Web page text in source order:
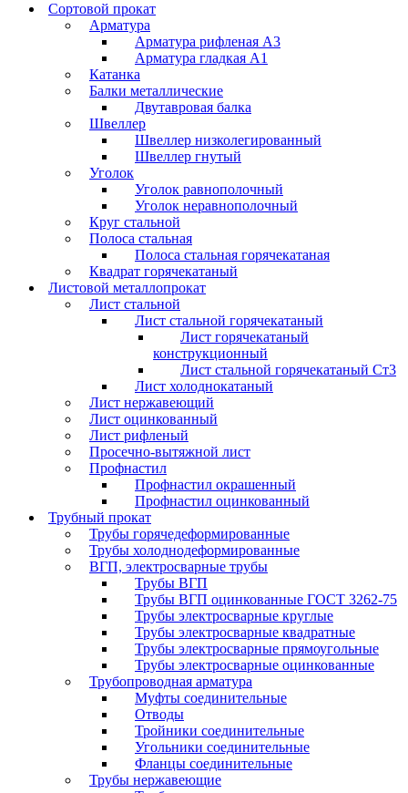
Сортовой прокат
Арматура
Арматура рифленая А3
Арматура гладкая А1
Катанка
Балки металлические
Двутавровая балка
Швеллер
Швеллер низколегированный
Швеллер гнутый
Уголок
Уголок равнополочный
Уголок неравнополочный
Круг стальной
Полоса стальная
Полоса стальная горячекатаная
Квадрат горячекатаный
Листовой металлопрокат
Лист стальной
Лист стальной горячекатаный
Лист горячекатаный
конструкционный
Лист стальной горячекатаный Ст3
Лист холоднокатаный
Лист нержавеющий
Лист оцинкованный
Лист рифленый
Просечно-вытяжной лист
Профнастил
Профнастил окрашенный
Профнастил оцинкованный
Трубный прокат
Трубы горячедеформированные
Трубы холоднодеформированные
ВГП, электросварные трубы
Трубы ВГП
Трубы ВГП оцинкованные ГОСТ 3262-75
Трубы электросварные круглые
Трубы электросварные квадратные
Трубы электросварные прямоугольные
Трубы электросварные оцинкованные
Трубопроводная арматура
Муфты соединительные
Отводы
Тройники соединительные
Угольники соединительные
Фланцы соединительные
Трубы нержавеющие